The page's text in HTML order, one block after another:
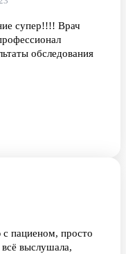
супер!!!! Врач
обследования
пациеном, просто
выслушала,